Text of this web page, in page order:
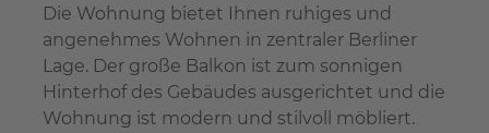
Die Wohnung bietet Ihnen ruhiges und
angenehmes Wohnen in zentraler Berliner
Lage. Der große Balkon ist zum sonnigen
Hinterhof des Gebäudes ausgerichtet und die
Wohnung ist modern und stilvoll möbliert.